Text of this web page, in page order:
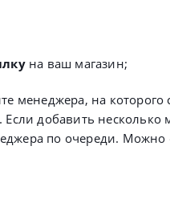
на ваш магазин;
менеджера, на которого
Если добавить
по очереди. Можно